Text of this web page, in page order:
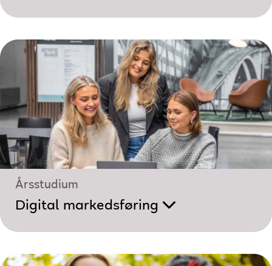
Årsstudium
Digital markedsføring